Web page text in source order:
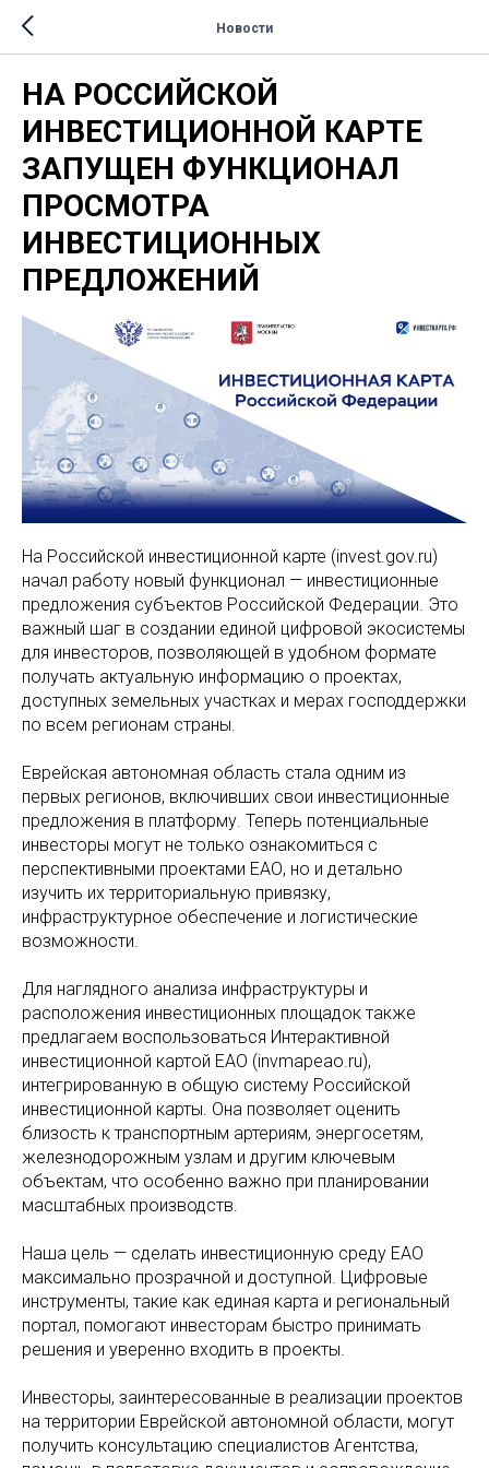
Новости
НА РОССИЙСКОЙ
ИНВЕСТИЦИОННОЙ КАРТЕ
ЗАПУЩЕН ФУНКЦИОНАЛ
ПРОСМОТРА
ИНВЕСТИЦИОННЫХ
ПРЕДЛОЖЕНИЙ
На Российской инвестиционной карте (invest.gov.ru)
начал работу новый функционал — инвестиционные
предложения субъектов Российской Федерации. Это
важный шаг в создании единой цифровой экосистемы
для инвесторов, позволяющей в удобном формате
получать актуальную информацию о проектах,
доступных земельных участках и мерах господдержки
по всем регионам страны.
Еврейская автономная область стала одним из
первых регионов, включивших свои инвестиционные
предложения в платформу. Теперь потенциальные
инвесторы могут не только ознакомиться с
перспективными проектами ЕАО, но и детально
изучить их территориальную привязку,
инфраструктурное обеспечение и логистические
возможности.
Для наглядного анализа инфраструктуры и
расположения инвестиционных площадок также
предлагаем воспользоваться Интерактивной
инвестиционной картой ЕАО (invmapeao.ru),
интегрированную в общую систему Российской
инвестиционной карты. Она позволяет оценить
близость к транспортным артериям, энергосетям,
железнодорожным узлам и другим ключевым
объектам, что особенно важно при планировании
масштабных производств.
Наша цель — сделать инвестиционную среду ЕАО
максимально прозрачной и доступной. Цифровые
инструменты, такие как единая карта и региональный
портал, помогают инвесторам быстро принимать
решения и уверенно входить в проекты.
Инвесторы, заинтересованные в реализации проектов
на территории Еврейской автономной области, могут
получить консультацию специалистов Агентства,